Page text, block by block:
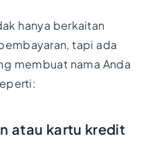
hanya berkaitan
tapi ada
membuat nama Anda
atau kartu kredit